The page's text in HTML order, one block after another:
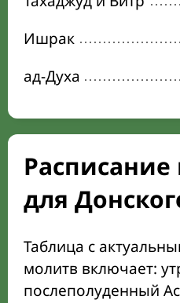
Ишрак
ад-Духа
Расписание
для
Таблица с
молитв включает:
послеполуденный